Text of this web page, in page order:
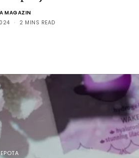
MAGAZIN
2 MINS READ